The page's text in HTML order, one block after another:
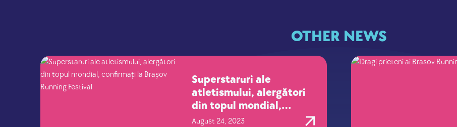
OTHER NEWS
Superstaruri ale
atletismului, alergători
din topul mondial,
confirmați la Brașov
August 24, 2023